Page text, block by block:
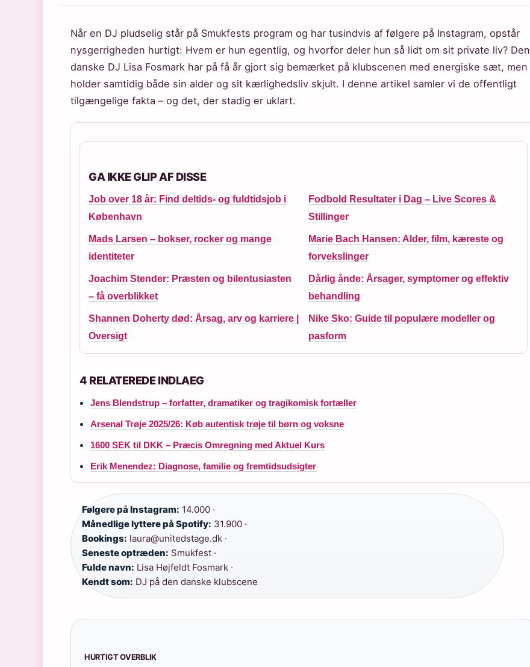
Når en DJ pludselig står på Smukfests program og har tusindvis af følgere på Instagram, opstår
nysgerrigheden hurtigt: Hvem er hun egentlig, og hvorfor deler hun så lidt om sit private liv? Den
danske DJ Lisa Fosmark har på få år gjort sig bemærket på klubscenen med energiske sæt, men
holder samtidig både sin alder og sit kærlighedsliv skjult. I denne artikel samler vi de offentligt
tilgængelige fakta – og det, der stadig er uklart.
GA IKKE GLIP AF DISSE
Job over 18 år: Find deltids- og fuldtidsjob i
København
Fodbold Resultater i Dag – Live Scores &
Stillinger
Mads Larsen – bokser, rocker og mange
identiteter
Marie Bach Hansen: Alder, film, kæreste og
forvekslinger
Joachim Stender: Præsten og bilentusiasten
– få overblikket
Dårlig ånde: Årsager, symptomer og effektiv
behandling
Shannen Doherty død: Årsag, arv og karriere |
Oversigt
Nike Sko: Guide til populære modeller og
pasform
4 RELATEREDE INDLAEG
Jens Blendstrup – forfatter, dramatiker og tragikomisk fortæller
Arsenal Trøje 2025/26: Køb autentisk trøje til børn og voksne
1600 SEK til DKK – Præcis Omregning med Aktuel Kurs
Erik Menendez: Diagnose, familie og fremtidsudsigter
Følgere på Instagram: 14.000 ·
Månedlige lyttere på Spotify: 31.900 ·
Bookings: laura@unitedstage.dk ·
Seneste optræden: Smukfest ·
Fulde navn: Lisa Højfeldt Fosmark ·
Kendt som: DJ på den danske klubscene
HURTIGT OVERBLIK